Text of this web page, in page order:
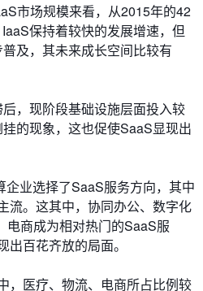
市场规模来看，从2015年的42
保持着较快的发展增速，但
及，其未来成长空间比较有
，现阶段基础设施层面投入较
的现象，这也促使SaaS显现出
业选择了SaaS服务方向，其中
流。这其中，协同办公、数字化
电商成为相对热门的SaaS服
百花齐放的局面。
，医疗、物流、电商所占比例较